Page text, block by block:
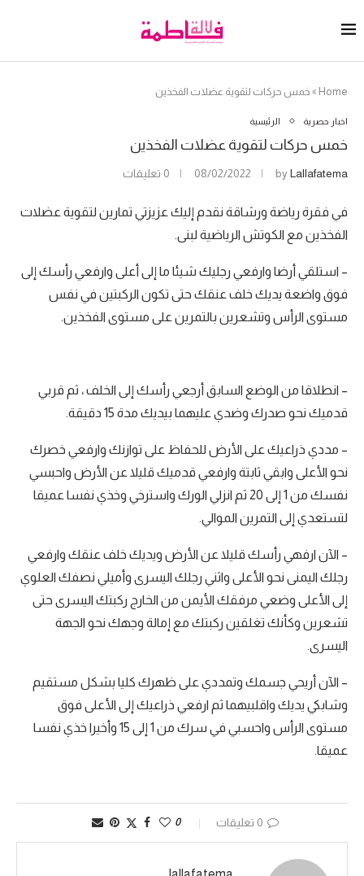
Home
» خمس حركات لتقوية عضلات الفخذين
اخبار حصرية الرئيسية
خمس حركات لتقوية عضلات الفخذين
byLallafatema
08/02/2022 0 تعليقات
في فقرة رياضة ورشاقة نقدم إليك عزيزتي تمارين لتقوية عضلات
الفخذين مع الكوتش الرياضية لبنى.
– استلقي أرضا وارفعي رجليك شيئا ما إلى أعلى وارفعي رأسك إلى
فوق واضعة يديك خلف عنقك حتى تكون الركبتين في نفس
مستوى الرأس وتشعرين بالتمرين على مستوى الفخذين.
– انطلاقا من الوضع السابق أرجعي رأسك إلى الخلف ، ثم قربي
قدميك نحو صدرك وضدي عليهما بيديك مدة 15 دقيقة.
– مددي ذراعيك على الأرض للحفاظ على توازنك وارفعي خصرك
نحو الأعلى وابقي ثابتة وارفعي قدميك قليلا عن الأرض واحبسي
نفسك من 1 إلى 20 ثم انزلي الورك واسترخي وخذي نفسا عميقا
لتستعدي إلى التمرين الموالي.
– الآن ارفهي رأسك قليلا عن الأرض ويديك خلف عنقك وارفعي
رجلك اليمنى نحو الأعلى واثني رجلك اليسرى وأميلي نصفك العلوي
إلى الأعلى وضعي مرفقك الأيمن من الخارج ركبتك اليسرى حتى
تشعرين وكأنك تغلقين ركبتك مع إمالة وجهك نحو الجهة
اليسرى.
– الآن أريحي جسمك وتمددي على ظهرك كليا بشكل مستقيم
وشابكي يديك واقلبيهما ثم ارفعي ذراعيك إلى الأعلى فوق
مستوى الرأس واحسبي في سرك من 1 إلى 15 وأخيرا خذي نفسا
عميقا.
0 تعليقات 0